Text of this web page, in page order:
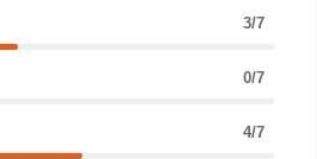
3/7
0/7
4/7